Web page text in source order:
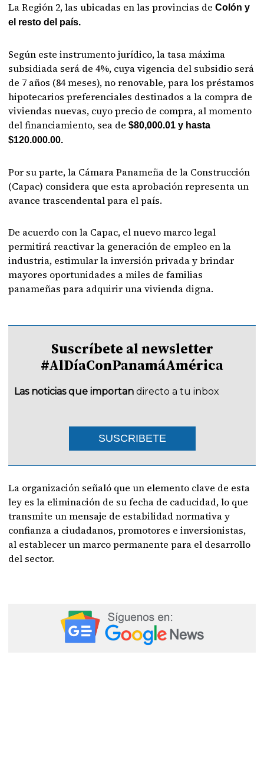
La Región 2, las ubicadas en las provincias deColón y
el resto del país.
Según este instrumento jurídico, la tasa máxima
subsidiada será de 4%, cuya vigencia del subsidio será
de 7 años (84 meses), no renovable, para los préstamos
hipotecarios preferenciales destinados a la compra de
viviendas nuevas, cuyo precio de compra, al momento
del financiamiento, sea de$80,000.01 y hasta
$120.000.00.
Por su parte, la Cámara Panameña de la Construcción
(Capac) considera que esta aprobación representa un
avance trascendental para el país.
De acuerdo con la Capac, el nuevo marco legal
permitirá reactivar la generación de empleo en la
industria, estimular la inversión privada y brindar
mayores oportunidades a miles de familias
panameñas para adquirir una vivienda digna.
Suscríbete al newsletter
#AlDíaConPanamáAmérica
Las noticias que importan directo a tu inbox
SUSCRIBETE
La organización señaló que un elemento clave de esta
ley es la eliminación de su fecha de caducidad, lo que
transmite un mensaje de estabilidad normativa y
confianza a ciudadanos, promotores e inversionistas,
al establecer un marco permanente para el desarrollo
del sector.